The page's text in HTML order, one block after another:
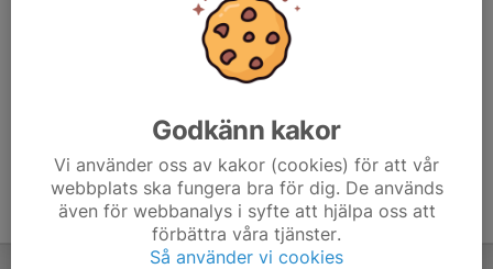
Godkänn kakor
Vi använder oss av kakor (cookies) för att vår
webbplats ska fungera bra för dig. De används
även för webbanalys i syfte att hjälpa oss att
förbättra våra tjänster.
Så använder vi cookies